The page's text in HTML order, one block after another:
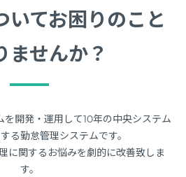
いてお困りのこと
ませんか？
を開発・運用して10年の中央システム
る勤怠管理システムです。
に関するお悩みを劇的に改善致しま
す。